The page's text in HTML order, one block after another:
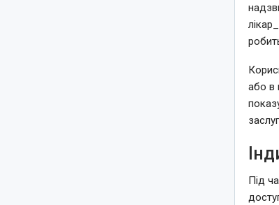
або в
Під